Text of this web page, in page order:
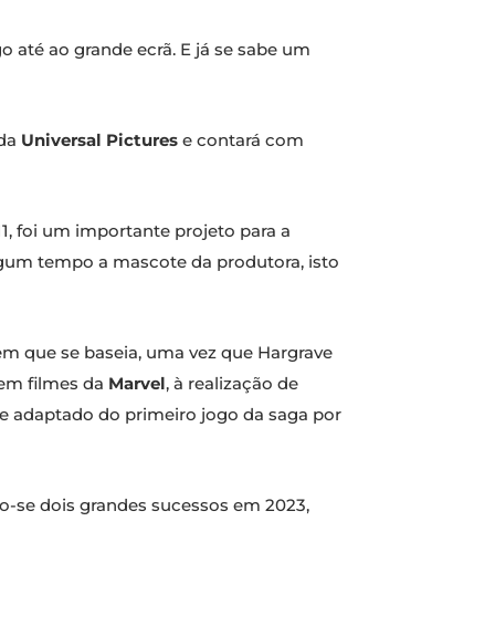
até ao grande ecrã. E já se sabe um
Universal Pictures e contará com
foi um importante projeto para a
tempo a mascote da produtora, isto
que se baseia, uma vez que Hargrave
filmes da Marvel, à realização de
adaptado do primeiro jogo da saga por
se dois grandes sucessos em 2023,